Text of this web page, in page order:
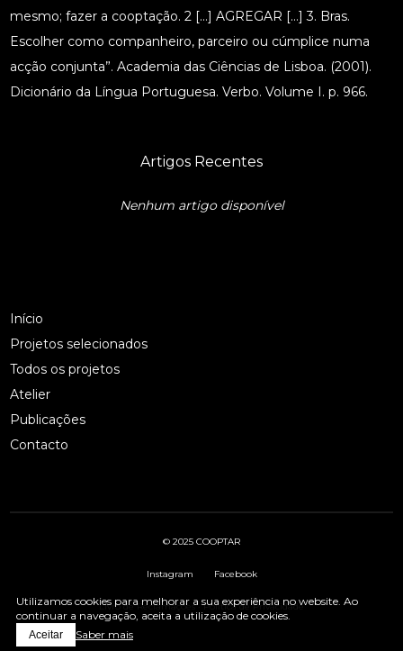
mesmo; fazer a cooptação. 2 […] AGREGAR […] 3. Bras.
Escolher como companheiro, parceiro ou cúmplice numa
acção conjunta”. Academia das Ciências de Lisboa. (2001).
Dicionário da Língua Portuguesa. Verbo. Volume I. p. 966.
Artigos Recentes
Nenhum artigo disponível
Início
Projetos selecionados
Todos os projetos
Atelier
Publicações
Contacto
© 2025 COOPTAR
Instagram Facebook
Livro de Reclamações Política de Privacidade
Utilizamos cookies para melhorar a sua experiência no website. Ao
continuar a navegação, aceita a utilização de cookies.
Aceitar Saber mais